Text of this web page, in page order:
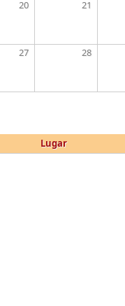
20 21
27 28
Lugar